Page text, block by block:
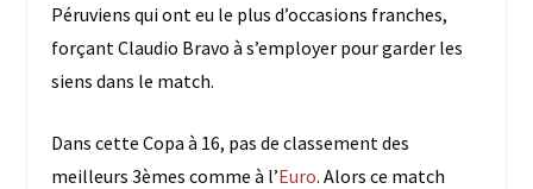
Péruviens qui ont eu le plus d’occasions franches,
forçant Claudio Bravo à s’employer pour garder les
siens dans le match.
Dans cette Copa à 16, pas de classement des
meilleurs 3èmes comme à l’Euro. Alors ce match